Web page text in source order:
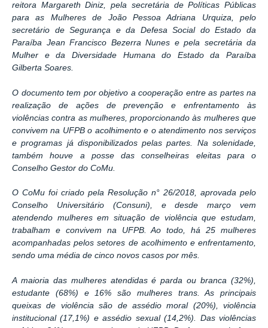
reitora Margareth Diniz, pela secretária de Políticas Públicas
para as Mulheres de João Pessoa Adriana Urquiza, pelo
secretário de Segurança e da Defesa Social do Estado da
Paraíba Jean Francisco Bezerra Nunes e pela secretária da
Mulher e da Diversidade Humana do Estado da Paraíba
Gilberta Soares.
O documento tem por objetivo a cooperação entre as partes na
realização de ações de prevenção e enfrentamento às
violências contra as mulheres, proporcionando às mulheres que
convivem na UFPB o acolhimento e o atendimento nos serviços
e programas já disponibilizados pelas partes. Na solenidade,
também houve a posse das conselheiras eleitas para o
Conselho Gestor do CoMu.
O CoMu foi criado pela Resolução n° 26/2018, aprovada pelo
Conselho Universitário (Consuni), e desde março vem
atendendo mulheres em situação de violência que estudam,
trabalham e convivem na UFPB. Ao todo, há 25 mulheres
acompanhadas pelos setores de acolhimento e enfrentamento,
sendo uma média de cinco novos casos por mês.
A maioria das mulheres atendidas é parda ou branca (32%),
estudante (68%) e 16% são mulheres trans. As principais
queixas de violência são de assédio moral (20%), violência
institucional (17,1%) e assédio sexual (14,2%). Das violências